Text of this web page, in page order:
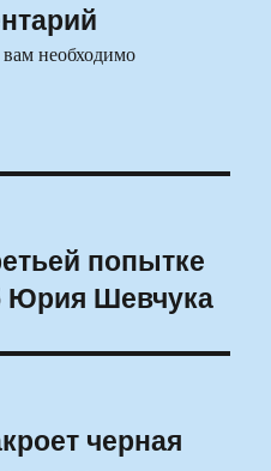
необходимо
попытке
Юрия Шевчука
черная